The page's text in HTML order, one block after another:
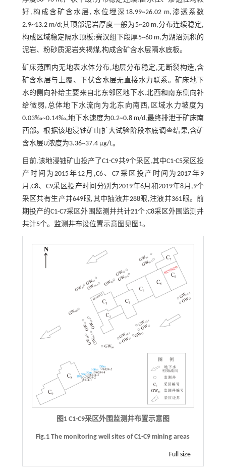
好,构成含矿含水层,水位埋深18.99~26.02 m,渗透系数
2.9~13.2 m/d;其顶部泥岩厚度一般为5~20 m,分布连续稳定,
构成区域稳定隔水顶板;赛汉组下段厚5~60 m,为湖沼沉积的
泥岩、粉砂质泥岩夹褐煤,构成含矿含水层隔水底板。
矿床范围内无地表水体分布,地层分布稳定,无断裂构造,含
矿含水层与上覆、下伏含水层无直接水力联系。矿床地下
水的侧向补给主要来自北东邻区地下水,北西和南东侧向补
给微弱,总体地下水流向为北东向南西,区域水力坡度为
0.03‰~0.14‰,地下水速度为0.2~0.8 m/d,最终排泄于矿床南
西部。根据该地浸铀矿山扩大试验阶段本底调查结果,含矿
含水层U浓度为3.36~37.4 μg/L。
目前,该地浸铀矿山投产了C1-C9共9个采区,其中C1-C5采区投
产时间为2015年12月,C6、C7采区投产时间为2017年9
月,C8、C9采区投产时间分别为2019年6月和2019年8月,9个
采区共有生产井649眼,其中抽液井288眼,注液井361眼。前
期投产的C1-C7采区外围监测井共计21个;C8采区外围监测井
共计5个。监测井布设位置示意图见图1。
图1 C1-C9采区外围监测井布置示意图
Fig.1 The monitoring well sites of C1-C9 mining areas
Full size